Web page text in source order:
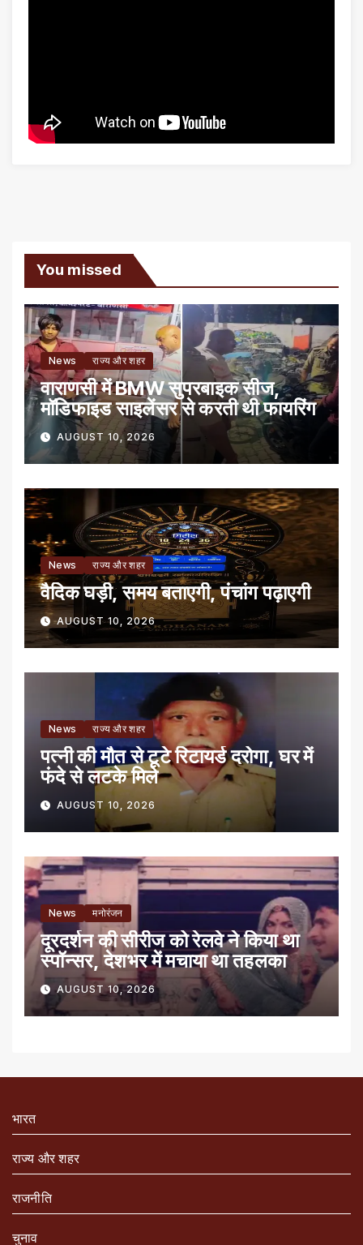
You missed
News राज्य और शहर
वाराणसी में BMW सुपरबाइक सीज,
मॉडिफाइड साइलेंसर से करती थी फायरिंग
AUGUST 10, 2026
News राज्य और शहर
वैदिक घड़ी, समय बताएगी, पंचांग पढ़ाएगी
AUGUST 10, 2026
News राज्य और शहर
पत्नी की मौत से टूटे रिटायर्ड दरोगा, घर में
फंदे से लटके मिले
AUGUST 10, 2026
News मनोरंजन
दूरदर्शन की सीरीज को रेलवे ने किया था
स्पॉन्सर, देशभर में मचाया था तहलका
AUGUST 10, 2026
भारत
राज्य और शहर
राजनीति
चुनाव